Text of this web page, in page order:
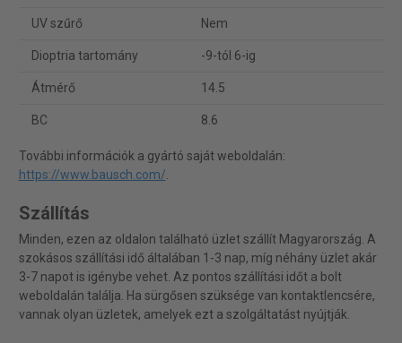
UV szűrő Nem
Dioptria tartomány -9-tól 6-ig
Átmérő 14.5
BC 8.6
További információk a gyártó saját weboldalán:
https://www.bausch.com/.
Szállítás
Minden, ezen az oldalon található üzlet szállít Magyarország. A
szokásos szállítási idő általában 1-3 nap, míg néhány üzlet akár
3-7 napot is igénybe vehet. Az pontos szállítási időt a bolt
weboldalán találja. Ha sürgősen szüksége van kontaktlencsére,
vannak olyan üzletek, amelyek ezt a szolgáltatást nyújtják.